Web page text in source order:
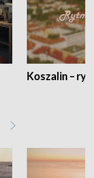
Koszalin –